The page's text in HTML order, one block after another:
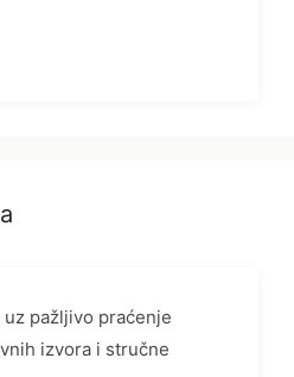
pažljivo praćenje
izvora i stručne